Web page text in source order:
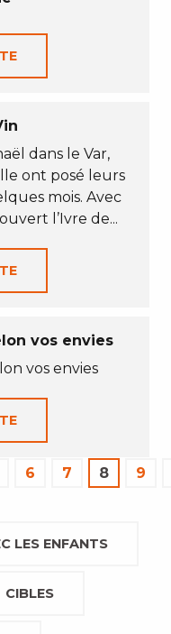
dans le Var,
ont posé leurs
mois. Avec
l’Ivre de...
vos envies
vos envies
6 7 8 9
LES ENFANTS
CIBLES